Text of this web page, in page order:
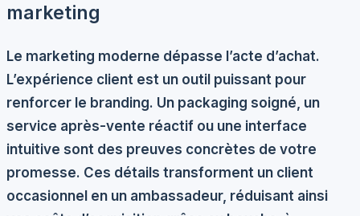
marketing
Le marketing moderne dépasse l’acte d’achat.
L’expérience client est un outil puissant pour
renforcer le branding. Un packaging soigné, un
service après-vente réactif ou une interface
intuitive sont des preuves concrètes de votre
promesse. Ces détails transforment un client
occasionnel en un ambassadeur, réduisant ainsi